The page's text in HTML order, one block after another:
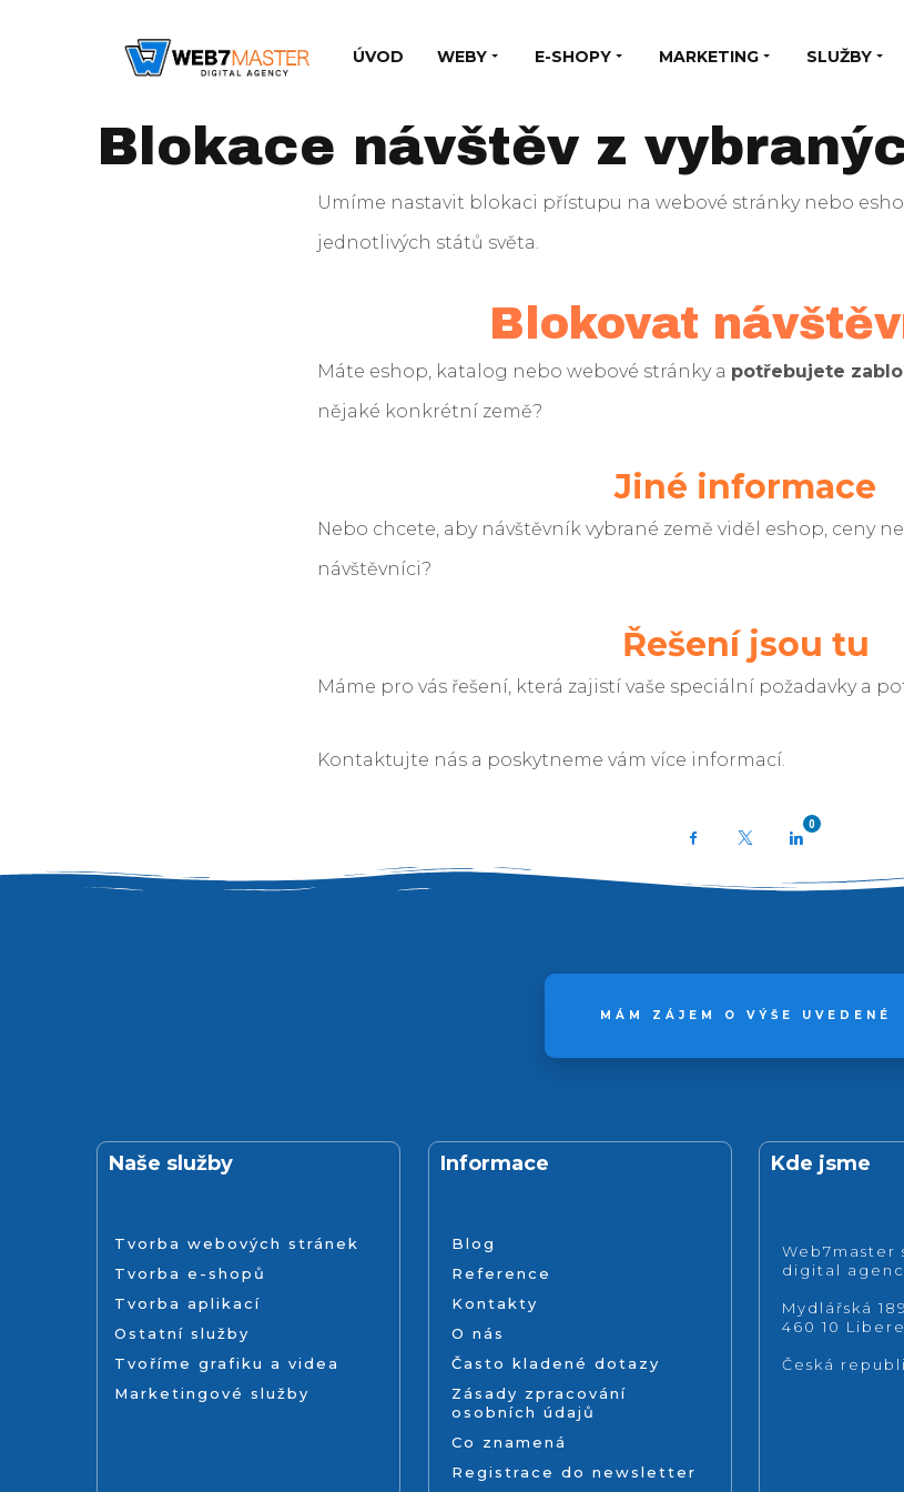
ÚVOD WEBY E-SHOPY MARKETING SLUŽBY
Blokace návštěv z
Umíme nastavit blokaci přístupu na webové stránky nebo
jednotlivých států světa.
Blokovat
Máte eshop, katalog nebo webové stránky a potřebujete
nějaké konkrétní země?
Jiné informace
Nebo chcete, aby návštěvník vybrané země viděl eshop, ceny
návštěvníci?
Řešení jsou tu
Máme pro vás řešení, která zajistí vaše speciální požadavky a
Kontaktujte nás a poskytneme vám více informací.
Facebook
0
MÁM ZÁJEM O VÝŠE UVEDENÉ
Naše služby
Tvorba webových stránek
Tvorba e-shopů
Tvorba aplikací
Ostatní služby
Tvoříme grafiku a videa
Marketingové služby
Informace
Blog
Reference
Kontakty
O nás
Často kladené dotazy
Zásady zpracování
osobních údajů
Co znamená
Registrace do newsletter
Kde jsme
Web7master
digital
Mydlářská
460 10
Česká